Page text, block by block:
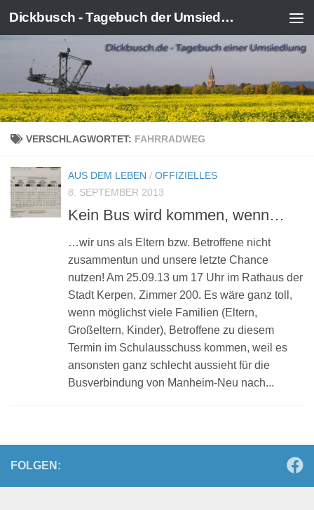
Zum Inhalt springen Dickbusch - Tagebuch der Umsiedlung von Kerpen-Manheim
VERSCHLAGWORTET: FAHRRADWEG
AUS DEM LEBEN / OFFIZIELLES
8. SEPTEMBER 2013
Kein Bus wird kommen, wenn…
…wir uns als Eltern bzw. Betroffene nicht
zusammentun und unsere letzte Chance
nutzen! Am 25.09.13 um 17 Uhr im Rathaus der
Stadt Kerpen, Zimmer 200. Es wäre ganz toll,
wenn möglichst viele Familien (Eltern,
Großeltern, Kinder), Betroffene zu diesem
Termin im Schulausschuss kommen, weil es
ansonsten ganz schlecht aussieht für die
Busverbindung von Manheim-Neu nach...
FOLGEN: